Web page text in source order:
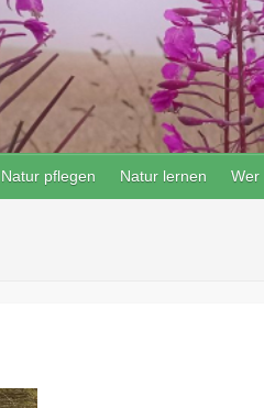
Natur pflegen Natur lernen Wer